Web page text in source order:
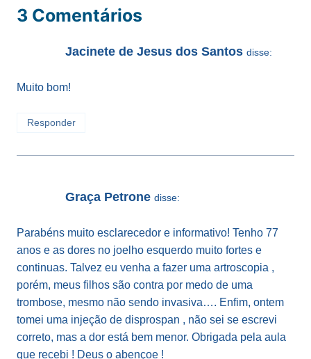
3 Comentários
Jacinete de Jesus dos Santos disse:
Muito bom!
Responder
Graça Petrone disse:
Parabéns muito esclarecedor e informativo! Tenho 77
anos e as dores no joelho esquerdo muito fortes e
continuas. Talvez eu venha a fazer uma artroscopia ,
porém, meus filhos são contra por medo de uma
trombose, mesmo não sendo invasiva…. Enfim, ontem
tomei uma injeção de disprospan , não sei se escrevi
correto, mas a dor está bem menor. Obrigada pela aula
que recebi ! Deus o abençoe !